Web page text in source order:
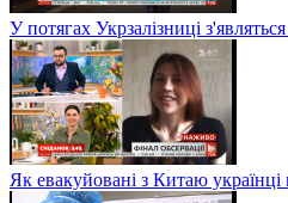
У потягах Укрзалізниці
Як евакуйовані з Китаю